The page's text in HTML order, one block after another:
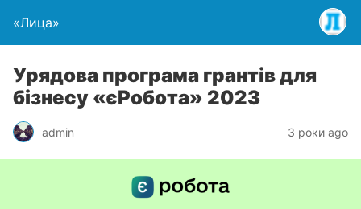
«Лица»
Урядова програма грантів для
бізнесу «єРобота» 2023
admin 3 роки ago